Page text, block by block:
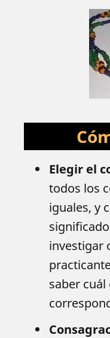
Elegir el
todos los
iguales, y
investigar
saber cuál